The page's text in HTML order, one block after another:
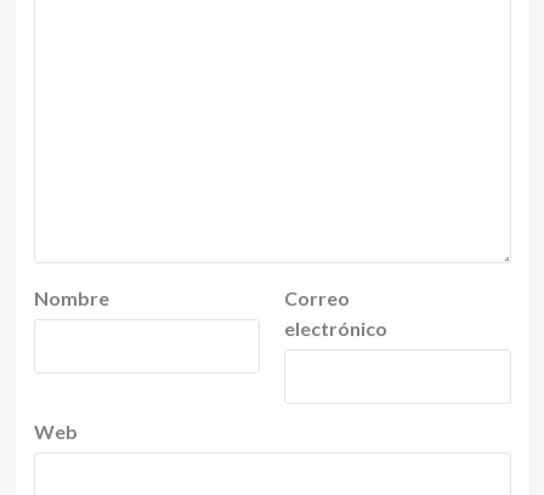
Nombre
Correo
electrónico
Web